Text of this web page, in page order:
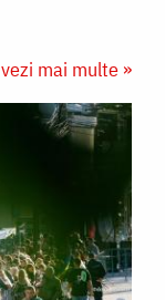
vezi mai multe »